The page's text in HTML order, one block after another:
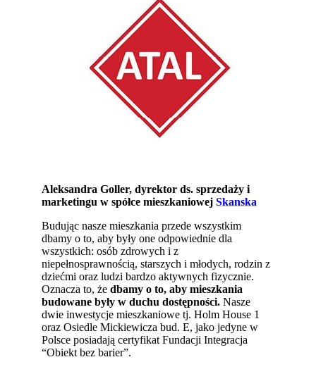
Aleksandra Goller, dyrektor ds. sprzedaży i
marketingu w spółce mieszkaniowejSkanska
Budując nasze mieszkania przede wszystkim
dbamy o to, aby były one odpowiednie dla
wszystkich: osób zdrowych i z
niepełnosprawnością, starszych i młodych, rodzin z
dziećmi oraz ludzi bardzo aktywnych fizycznie.
Oznacza to, że dbamy o to, aby mieszkania
budowane były w duchu dostępności. Nasze
dwie inwestycje mieszkaniowe tj. Holm House 1
oraz Osiedle Mickiewicza bud. E, jako jedyne w
Polsce posiadają certyfikat Fundacji Integracja
“Obiekt bez barier”.